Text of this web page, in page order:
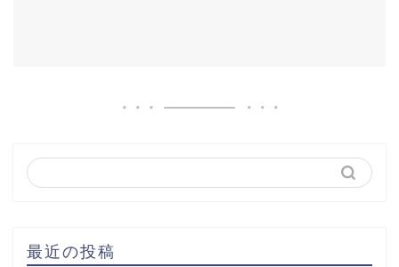
最近の投稿